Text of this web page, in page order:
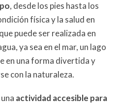
, desde los pies hasta los
física y la salud en
puede ser realizada en
ya sea en el mar, un lago
en una forma divertida y
con la naturaleza.
actividad accesible para